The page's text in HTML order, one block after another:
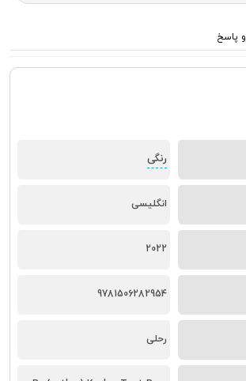
پاسخ
رنگی
انگلیسی
2022
9781506282954
رحلی